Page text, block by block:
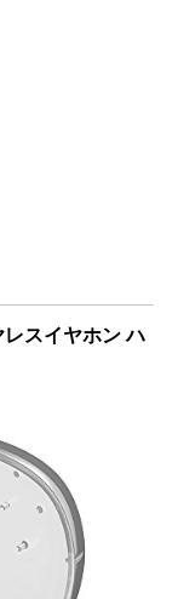
スイヤホン ハ